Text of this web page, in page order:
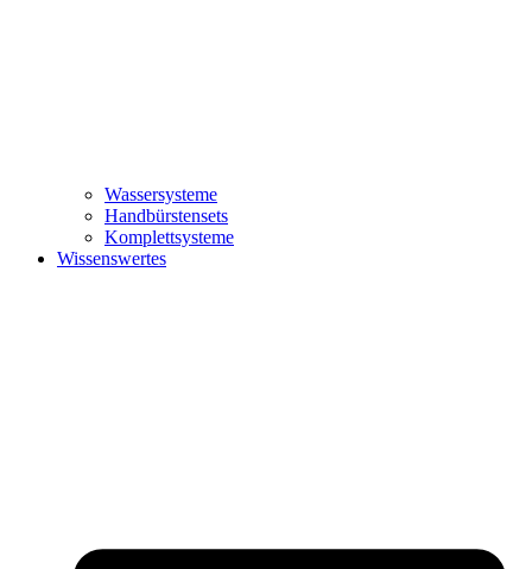
Wassersysteme
Handbürstensets
Komplettsysteme
Wissenswertes